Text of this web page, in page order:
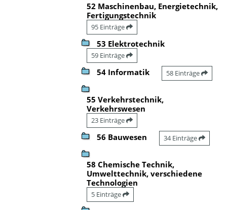
52 Maschinenbau, Energietechnik,
Fertigungstechnik
95 Einträge
53 Elektrotechnik
59 Einträge
54 Informatik 58 Einträge
55 Verkehrstechnik,
Verkehrswesen
23 Einträge
56 Bauwesen 34 Einträge
58 Chemische Technik,
Umwelttechnik, verschiedene
Technologien
5 Einträge